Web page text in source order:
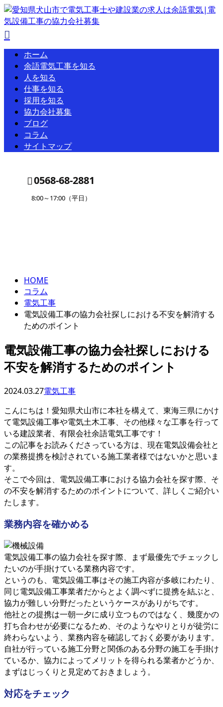
ホーム
余語電気工事を知る
人を知る
仕事を知る
採用を知る
協力会社募集
ブログ
コラム
サイトマップ
0568-68-2881
8:00～17:00（平日）
HOME
コラム
電気工事
電気設備工事の協力会社探しにおける不安を解消する
ためのポイント
電気設備工事の協力会社探しにおける
不安を解消するためのポイント
2024.03.27電気工事
こんにちは！愛知県犬山市に本社を構えて、東海三県にかけ
て電気設備工事や電気土木工事、その他様々な工事を行って
いる建設業者、有限会社余語電気工事です！
この記事をお読みくださっている方は、現在電気設備会社と
の業務提携を検討されている施工業者様ではないかと思いま
す。
そこで今回は、電気設備工事における協力会社を探す際、そ
の不安を解消するためのポイントについて、詳しくご紹介い
たします。
業務内容を確かめる
電気設備工事の協力会社を探す際、まず最優先でチェックし
たいのが手掛けている業務内容です。
というのも、電気設備工事はその施工内容が多岐にわたり、
同じ電気設備工事業者だからとよく調べずに提携を結ぶと、
協力が難しい分野だったというケースがありがちです。
他社との提携は一朝一夕に成り立つものではなく、幾度かの
打ち合わせが必要になるため、そのようなやりとりが徒労に
終わらないよう、業務内容を確認しておく必要があります。
自社が行っている施工分野と関係のある分野の施工を手掛け
ているか、協力によってメリットを得られる業者かどうか、
まずはじっくりと見定めておきましょう。
対応をチェック